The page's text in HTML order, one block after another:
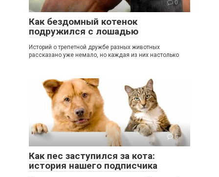
0
Как бездомный котенок
подружился с лошадью
Историй о трепетной дружбе разных животных
рассказано уже немало, но каждая из них настолько
0
Как пес заступился за кота:
история нашего подписчика